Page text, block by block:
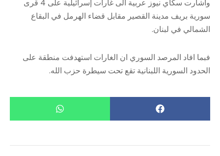
واشارت سكاي نيوز عربية الى غارات إسرائيلية على 4 قرى
سورية بريف مدينة القصير مقابل قضاء الهرمل في البقاع
الشمالي في لبنان.
فبما افاد المرصد السوري ان الغارات استهدفت منطقة على
الحدود السورية اللبنانية تقع تحت سيطرة حزب الله.